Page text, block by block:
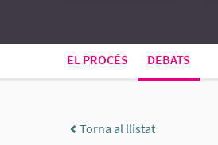
EL PROCÉS DEBATS
Torna al llistat